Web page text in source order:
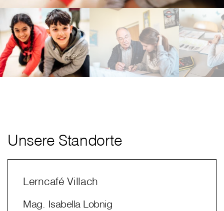
Unsere Standorte
Lerncafé Villach
Mag. Isabella Lobnig